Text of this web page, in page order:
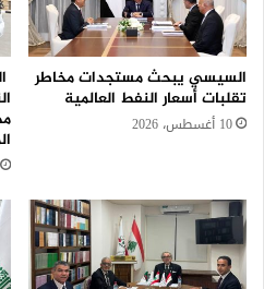
السيسي يبحث مستجدات مخاطر
تقلبات أسعار النفط العالمية
10 أغسطس، 2026